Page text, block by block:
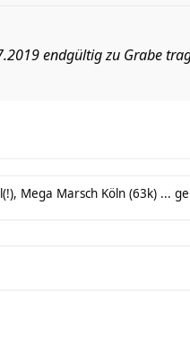
endgültig zu Grabe
Mega Marsch Köln (63k) ...